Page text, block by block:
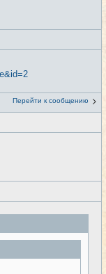
Перейти к сообщению